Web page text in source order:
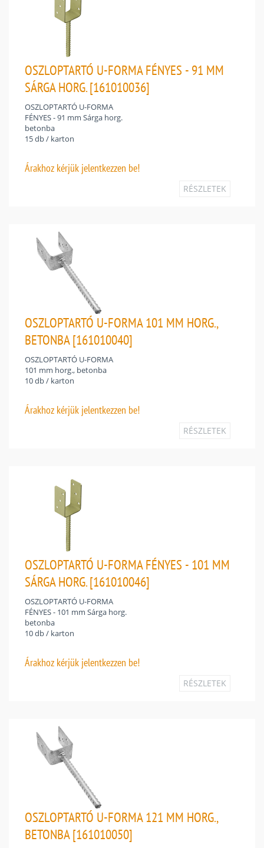
OSZLOPTARTÓ U-FORMA FÉNYES - 91 MM
SÁRGA HORG. [161010036]
OSZLOPTARTÓ U-FORMA
FÉNYES - 91 mm Sárga horg.
betonba
15 db / karton
Árakhoz kérjük jelentkezzen be!
RÉSZLETEK
OSZLOPTARTÓ U-FORMA 101 MM HORG.,
BETONBA [161010040]
OSZLOPTARTÓ U-FORMA
101 mm horg., betonba
10 db / karton
Árakhoz kérjük jelentkezzen be!
RÉSZLETEK
OSZLOPTARTÓ U-FORMA FÉNYES - 101 MM
SÁRGA HORG. [161010046]
OSZLOPTARTÓ U-FORMA
FÉNYES - 101 mm Sárga horg.
betonba
10 db / karton
Árakhoz kérjük jelentkezzen be!
RÉSZLETEK
OSZLOPTARTÓ U-FORMA 121 MM HORG.,
BETONBA [161010050]